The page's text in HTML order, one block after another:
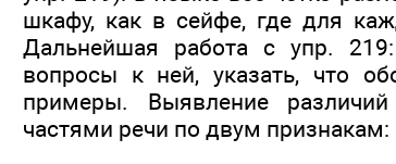
шкафу, как в сейфе, где для
Дальнейшая работа с упр.
вопросы к ней, указать, что
примеры. Выявление
частями речи по двум признакам: